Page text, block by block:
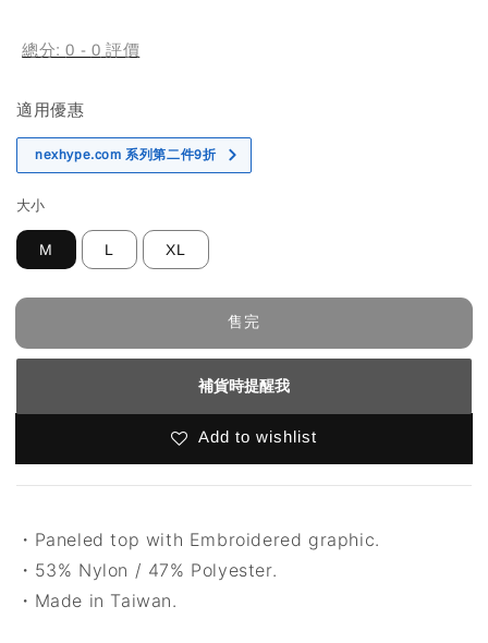
總分:0 - 0 評價
適用優惠
nexhype.com 系列第二件9折
大小
M L XL
售完
補貨時提醒我
Add to wishlist
・Paneled top with Embroidered graphic.
・53% Nylon / 47% Polyester.
・Made in Taiwan.